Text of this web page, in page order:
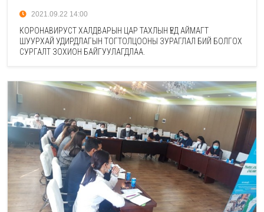
2021.09.22 14:00
КОРОНАВИРУСТ ХАЛДВАРЫН ЦАР ТАХЛЫН ҮЕД АЙМАГТ
ШУУРХАЙ УДИРДЛАГЫН ТОГТОЛЦООНЫ ЗУРАГЛАЛ БИЙ БОЛГОХ
СУРГАЛТ ЗОХИОН БАЙГУУЛАГДЛАА.